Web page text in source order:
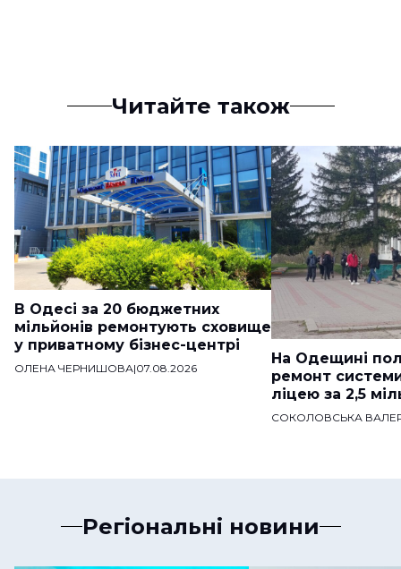
Читайте також
В Одесі за 20 бюджетних
мільйонів ремонтують сховище
у приватному бізнес-центрі
ОЛЕНА ЧЕРНИШОВА|07.08.2026
На Одещині
ремонт
ліцею за 2,5
СОКОЛОВСЬКА
Регіональні новини